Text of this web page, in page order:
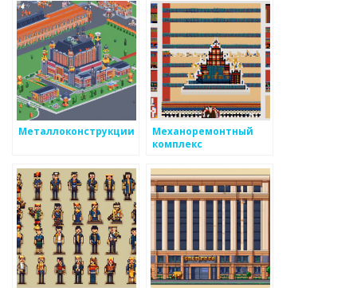
Металлоконструкции
Механоремонтный
комплекс